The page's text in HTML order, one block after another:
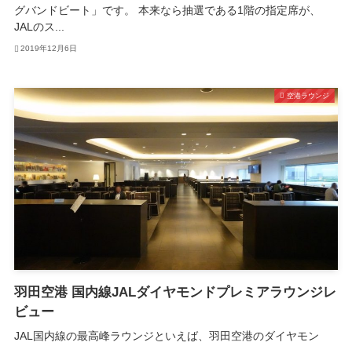
グバンドビート」です。 本来なら抽選である1階の指定席が、
JALのス...
2019年12月6日
空港ラウンジ
羽田空港 国内線JALダイヤモンドプレミアラウンジレ
ビュー
JAL国内線の最高峰ラウンジといえば、羽田空港のダイヤモン